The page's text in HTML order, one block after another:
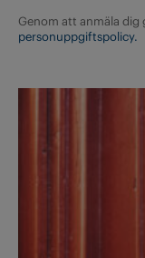
Genom att anmäla
personuppgiftspolicy.